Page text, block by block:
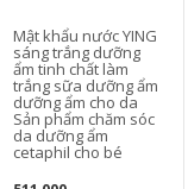
Mật khẩu nước YING
sáng trắng dưỡng
ẩm tinh chất làm
trắng sữa dưỡng ẩm
dưỡng ẩm cho da
Sản phẩm chăm sóc
da dưỡng ẩm
cetaphil cho bé